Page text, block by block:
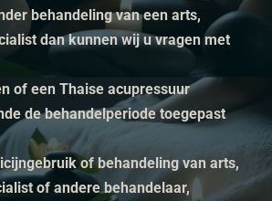
behandeling van een arts,
dan kunnen wij u vragen met
of een Thaise acupressuur
de behandelperiode toegepast
of behandeling van arts,
of andere behandelaar,